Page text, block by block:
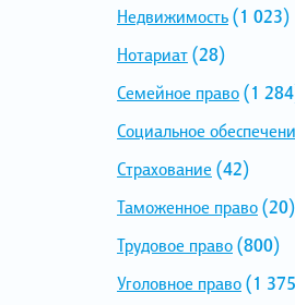
Недвижимость(1 023)
Нотариат(28)
Семейное право(1
Социальное
Страхование (42)
Таможенное право(20)
Трудовое право(800)
Уголовное право(1